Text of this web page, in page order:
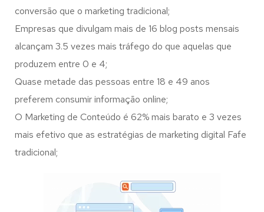
conversão que o marketing tradicional;
Empresas que divulgam mais de 16 blog posts mensais
alcançam 3.5 vezes mais tráfego do que aquelas que
produzem entre 0 e 4;
Quase metade das pessoas entre 18 e 49 anos
preferem consumir informação online;
O Marketing de Conteúdo é 62% mais barato e 3 vezes
mais efetivo que as estratégias de marketing digital Fafe
tradicional;